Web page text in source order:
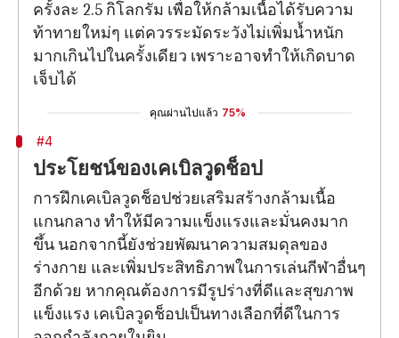
ครั้งละ 2.5 กิโลกรัม เพื่อให้กล้ามเนื้อได้รับความ
ท้าทายใหม่ๆ แต่ควรระมัดระวังไม่เพิ่มน้ำหนัก
มากเกินไปในครั้งเดียว เพราะอาจทำให้เกิดบาด
เจ็บได้
คุณผ่านไปแล้ว 75%
#4
ประโยชน์ของเคเบิลวูดช็อป
การฝึกเคเบิลวูดช็อปช่วยเสริมสร้างกล้ามเนื้อ
แกนกลาง ทำให้มีความแข็งแรงและมั่นคงมาก
ขึ้น นอกจากนี้ยังช่วยพัฒนาความสมดุลของ
ร่างกาย และเพิ่มประสิทธิภาพในการเล่นกีฬาอื่นๆ
อีกด้วย หากคุณต้องการมีรูปร่างที่ดีและสุขภาพ
แข็งแรง เคเบิลวูดช็อปเป็นทางเลือกที่ดีในการ